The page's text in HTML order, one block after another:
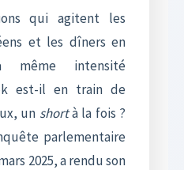
qui agitent les
et les dîners en
même intensité
est-il en train de
un shortà la fois ?
parlementaire
2025, a rendu son